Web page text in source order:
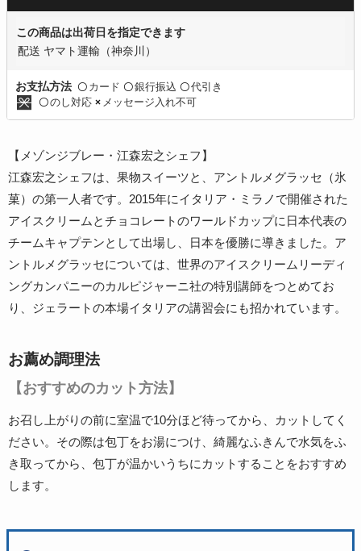
この商品は出荷日を指定できます
配送 ヤマト運輸（神奈川）
お支払方法 〇 カード 〇銀行振込 〇代引き
〇のし対応 × メッセージ入れ不可
【メゾンジブレー・江森宏之シェフ】
江森宏之シェフは、果物スイーツと、アントルメグラッセ（氷
菓）の第一人者です。2015年にイタリア・ミラノで開催された
アイスクリームとチョコレートのワールドカップに日本代表の
チームキャプテンとして出場し、日本を優勝に導きました。ア
ントルメグラッセについては、世界のアイスクリームリーディ
ングカンパニーのカルピジャーニ社の特別講師をつとめてお
り、ジェラートの本場イタリアの講習会にも招かれています。
お薦め調理法
【おすすめのカット方法】
お召し上がりの前に室温で10分ほど待ってから、カットしてく
ださい。その際は包丁をお湯につけ、綺麗なふきんで水気をふ
き取ってから、包丁が温かいうちにカットすることをおすすめ
します。